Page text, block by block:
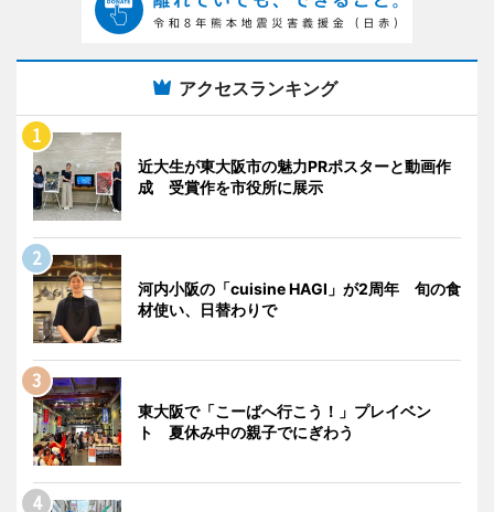
アクセスランキング
近大生が東大阪市の魅力PRポスターと動画作
成 受賞作を市役所に展示
河内小阪の「cuisine HAGI」が2周年 旬の食
材使い、日替わりで
東大阪で「こーばへ行こう！」プレイベン
ト 夏休み中の親子でにぎわう